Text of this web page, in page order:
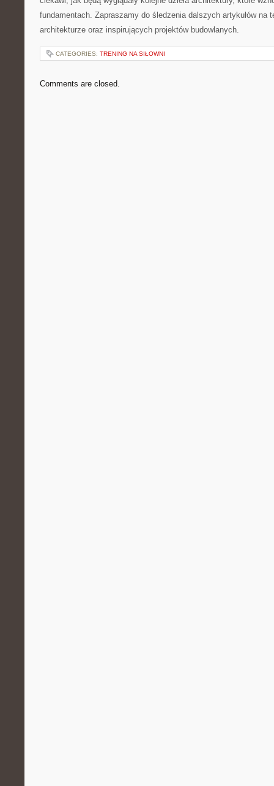
fundamentach. ‌Zapraszamy do śledzenia‌ dalszych artykułów na
architekturze oraz inspirujących projektów budowlanych.
CATEGORIES: TRENING NA SIŁOWNI
Comments are closed.